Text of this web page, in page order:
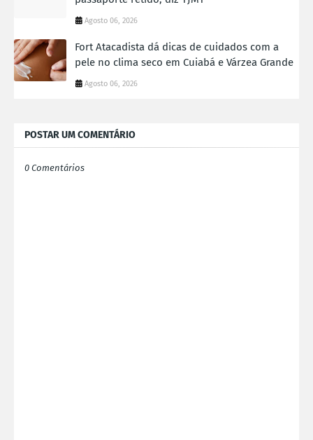
Agosto 06, 2026
Fort Atacadista dá dicas de cuidados com a
pele no clima seco em Cuiabá e Várzea Grande
Agosto 06, 2026
POSTAR UM COMENTÁRIO
0 Comentários